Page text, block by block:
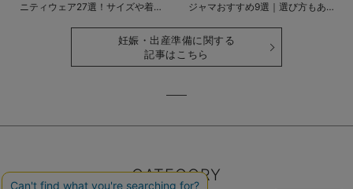
ニティウェア27選！サイズや着る
ジャマおすすめ9選｜選び方もあわ
妊娠・出産準備に関する
記事はこちら
CATEGORY